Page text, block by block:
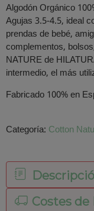
Algodón Orgánico
Agujas 3.5-4.5, ideal
prendas de bebé,
complementos,
NATURE de
intermedio, el más
Fabricado 100% en
Categoría: Cotton
Costes de